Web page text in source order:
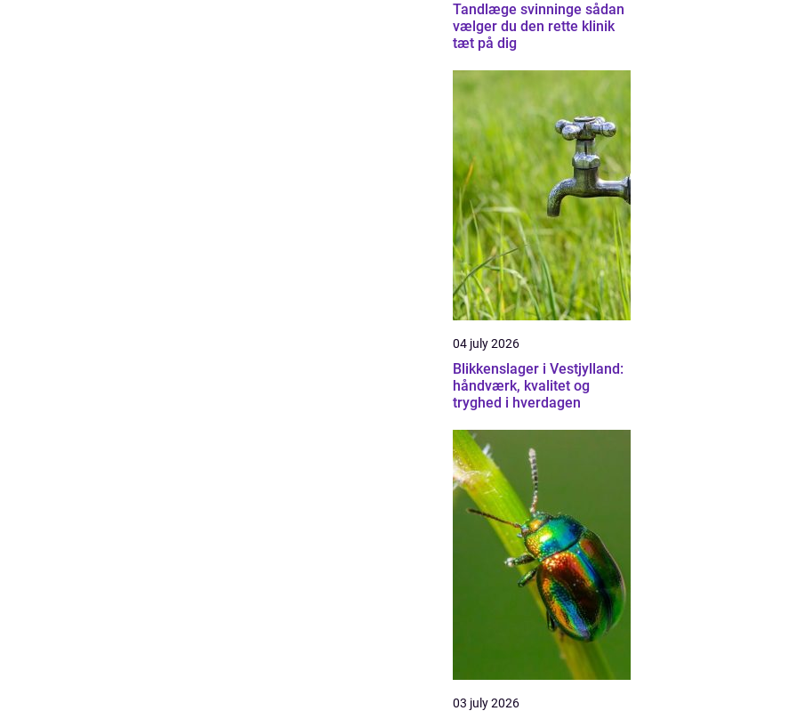
Tandlæge svinninge sådan
vælger du den rette klinik
tæt på dig
04 july 2026
Blikkenslager i Vestjylland:
håndværk, kvalitet og
tryghed i hverdagen
03 july 2026